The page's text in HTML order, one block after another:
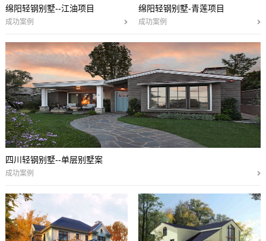
绵阳轻钢别墅-青莲项目
成功案例
绵阳轻钢别墅--江油项目
成功案例
四川轻钢别墅--单层别墅案
成功案例